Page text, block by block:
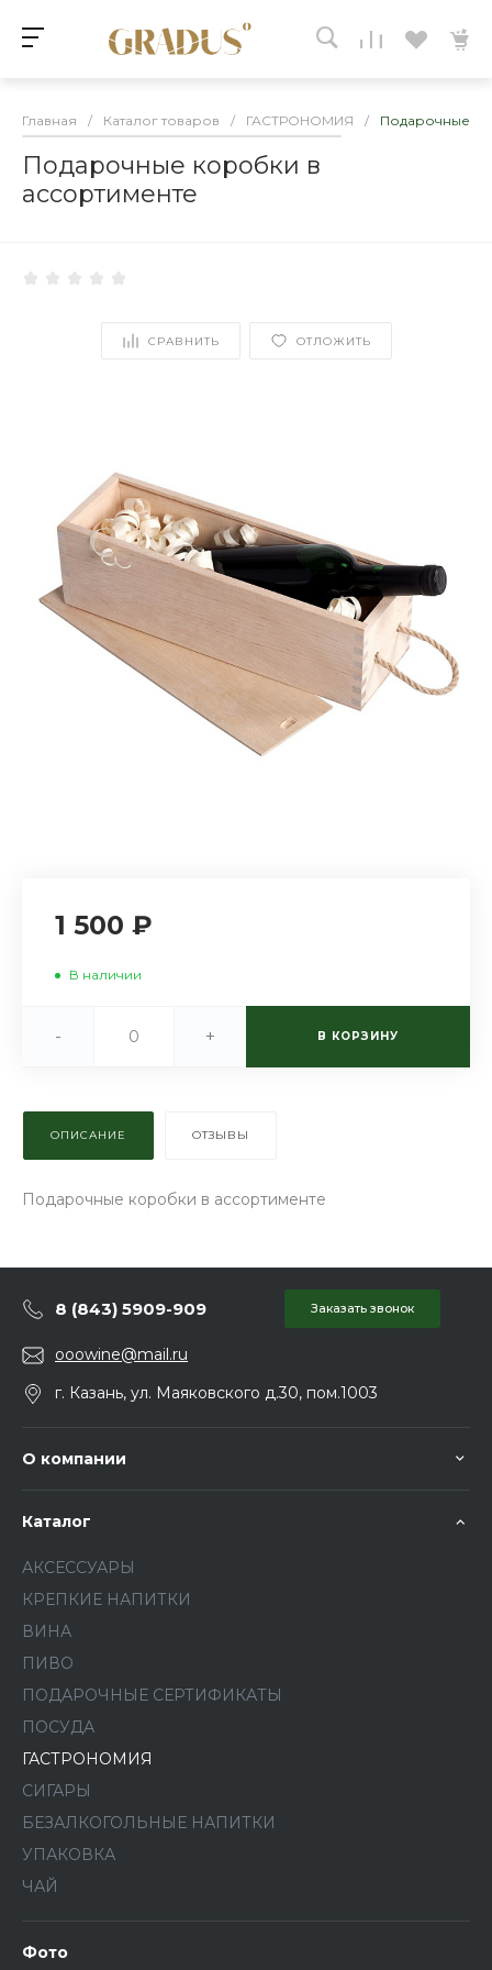
Главная / Каталог товаров / ГАСТРОНОМИЯ / Подарочные
Подарочные коробки в
ассортименте
СРАВНИТЬ ОТЛОЖИТЬ
1 500 ₽
В наличии
- + В КОРЗИНУ
ОПИСАНИЕ ОТЗЫВЫ
Подарочные коробки в ассортименте
8 (843) 5909-909 Заказать звонок
ooowine@mail.ru
г. Казань, ул. Маяковского д.30, пом.1003
О компании
Каталог
АКСЕССУАРЫ
КРЕПКИЕ НАПИТКИ
ВИНА
ПИВО
ПОДАРОЧНЫЕ СЕРТИФИКАТЫ
ПОСУДА
ГАСТРОНОМИЯ
СИГАРЫ
БЕЗАЛКОГОЛЬНЫЕ НАПИТКИ
УПАКОВКА
ЧАЙ
Фото